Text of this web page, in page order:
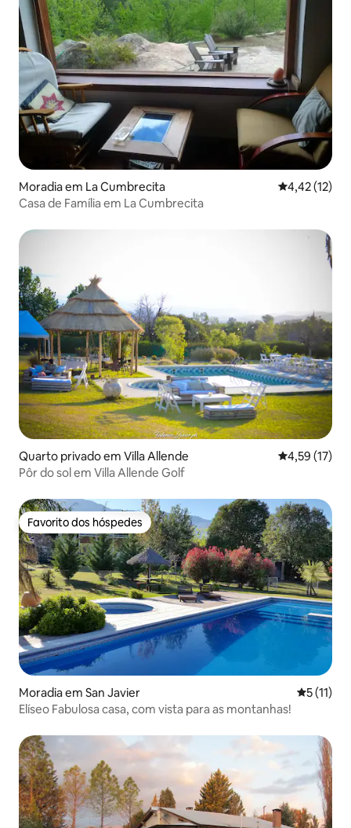
Moradia em La Cumbrecita Classificação
4,42 (12)
Casa de Família em La Cumbrecita
Quarto privado em Villa Allende Classificação
4,59 (17)
Pôr do sol em Villa Allende Golf
Favorito dos hóspedes
Favorito dos hóspedes
Moradia em San Javier
5 (11)
Elíseo Fabulosa casa, com vista para as montanhas!